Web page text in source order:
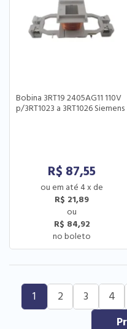
Bobina 3RT19 2405AG11 110V
p/3RT1023 a 3RT1026 Siemens
R$ 87,55
4x de
R$ 21,89
R$ 84,92
1 2 3 4